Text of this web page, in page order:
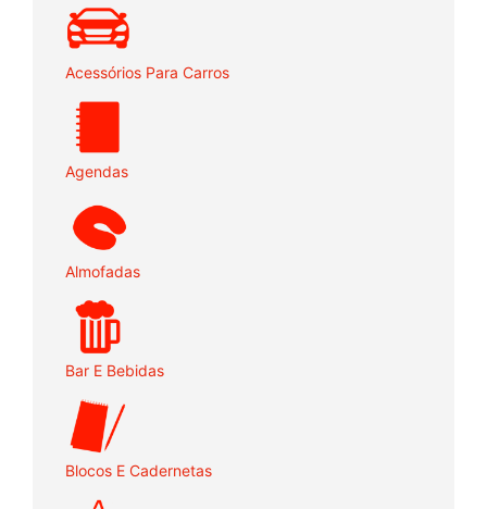
Acessórios Para Carros
Agendas
Almofadas
Bar E Bebidas
Blocos E Cadernetas